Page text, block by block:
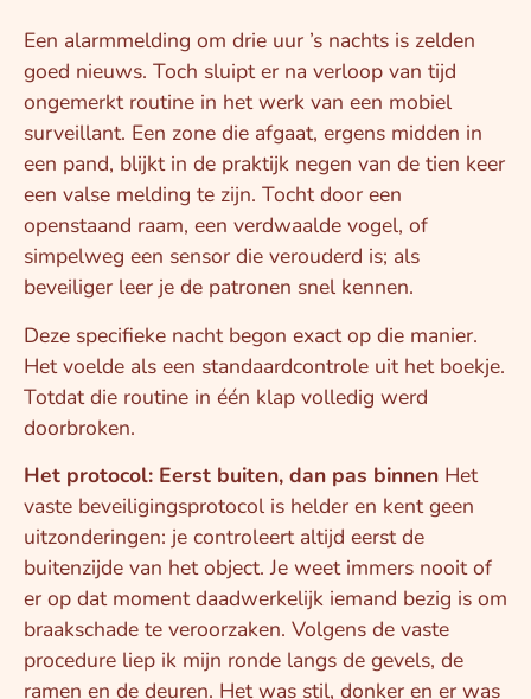
Een alarmmelding om drie uur ’s nachts is zelden
goed nieuws. Toch sluipt er na verloop van tijd
ongemerkt routine in het werk van een mobiel
surveillant. Een zone die afgaat, ergens midden in
een pand, blijkt in de praktijk negen van de tien keer
een valse melding te zijn. Tocht door een
openstaand raam, een verdwaalde vogel, of
simpelweg een sensor die verouderd is; als
beveiliger leer je de patronen snel kennen.
Deze specifieke nacht begon exact op die manier.
Het voelde als een standaardcontrole uit het boekje.
Totdat die routine in één klap volledig werd
doorbroken.
Het protocol: Eerst buiten, dan pas binnen Het
vaste beveiligingsprotocol is helder en kent geen
uitzonderingen: je controleert altijd eerst de
buitenzijde van het object. Je weet immers nooit of
er op dat moment daadwerkelijk iemand bezig is om
braakschade te veroorzaken. Volgens de vaste
procedure liep ik mijn ronde langs de gevels, de
ramen en de deuren. Het was stil, donker en er was